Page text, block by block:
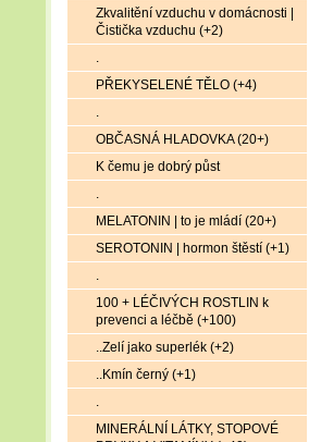
Zkvalitění vzduchu v domácnosti |
Čistička vzduchu (+2)
.
PŘEKYSELENÉ TĚLO (+4)
.
OBČASNÁ HLADOVKA (20+)
K čemu je dobrý půst
.
MELATONIN | to je mládí (20+)
SEROTONIN | hormon štěstí (+1)
.
100 + LÉČIVÝCH ROSTLIN k
prevenci a léčbě (+100)
..Zelí jako superlék (+2)
..Kmín černý (+1)
.
MINERÁLNÍ LÁTKY, STOPOVÉ